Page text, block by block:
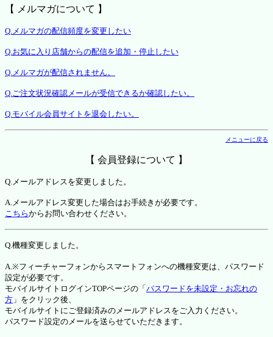
【 メルマガについて 】
Q.メルマガの配信頻度を変更したい
Q.お気に入り店舗からの配信を追加・停止したい
Q.メルマガが配信されません。
Q.ご注文状況確認メールが受信できるか確認したい。
Q.モバイル会員サイトを退会したい。
メニューに戻る
【 会員登録について 】
Q.メールアドレスを変更しました。
A.メールアドレス変更した場合はお手続きが必要です。
こちらからお問い合わせください。
Q.機種変更しました。
A.※フィーチャーフォンからスマートフォンへの機種変更は、パスワード
設定が必要です。
モバイルサイトログインTOPページの「 パスワードを未設定・お忘れの
方 」をクリック後、
モバイルサイトにご登録済みのメールアドレスをご入力ください。
パスワード設定のメールを送らせていただきます。